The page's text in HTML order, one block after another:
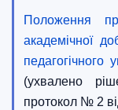
Положення
академічної
педагогічного
(ухвалено
протокол № 2